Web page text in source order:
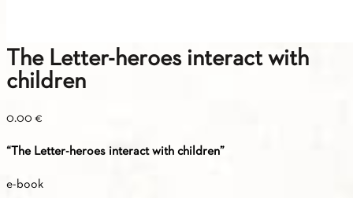
The Letter-heroes interact with
children
0.00 €
“The Letter-heroes interact with children”
e-book